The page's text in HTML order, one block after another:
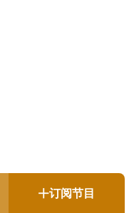
订阅节目